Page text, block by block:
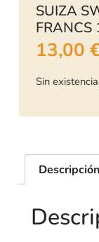
SUIZA
FRANCS
13,00
Sin
Descripción